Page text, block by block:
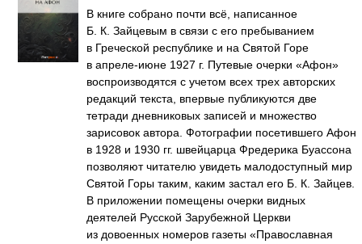
В книге собрано почти всё, написанное
Б. К. Зайцевым в связи с его пребыванием
в Греческой республике и на Святой Горе
в апреле-июне 1927 г. Путевые очерки «Афон»
воспроизводятся с учетом всех трех авторских
редакций текста, впервые публикуются две
тетради дневниковых записей и множество
зарисовок автора. Фотографии посетившего Афон
в 1928 и 1930 гг. швейцарца Фредерика Буассона
позволяют читателю увидеть малодоступный мир
Святой Горы таким, каким застал его Б. К. Зайцев.
В приложении помещены очерки видных
деятелей Русской Зарубежной Церкви
из довоенных номеров газеты «Православная